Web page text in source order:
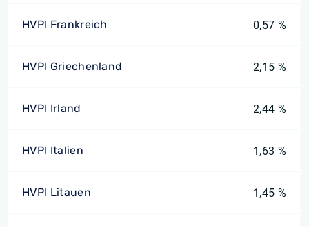
HVPI Frankreich 0,57 %
HVPI Griechenland 2,15 %
HVPI Irland 2,44 %
HVPI Italien 1,63 %
HVPI Litauen 1,45 %